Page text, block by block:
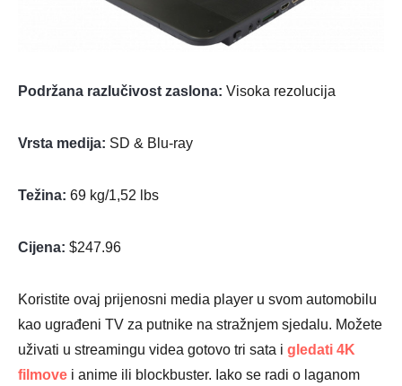
Podržana razlučivost zaslona: Visoka rezolucija
Vrsta medija: SD & Blu-ray
Težina: 69 kg/1,52 lbs
Cijena: $247.96
Koristite ovaj prijenosni media player u svom automobilu
kao ugrađeni TV za putnike na stražnjem sjedalu. Možete
uživati u streamingu videa gotovo tri sata i gledati 4K
filmove i anime ili blockbuster. Iako se radi o laganom